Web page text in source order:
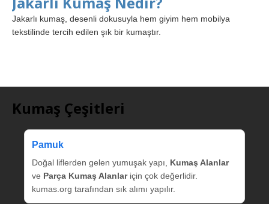
Jakarlı kumaş, desenli dokusuyla hem giyim hem mobilya
tekstilinde tercih edilen şık bir kumaştır.
Kumaş Çeşitleri
Pamuk
Doğal liflerden gelen yumuşak yapı, Kumaş Alanlar
ve Parça Kumaş Alanlariçin çok değerlidir.
kumas.org tarafından sık alımı yapılır.